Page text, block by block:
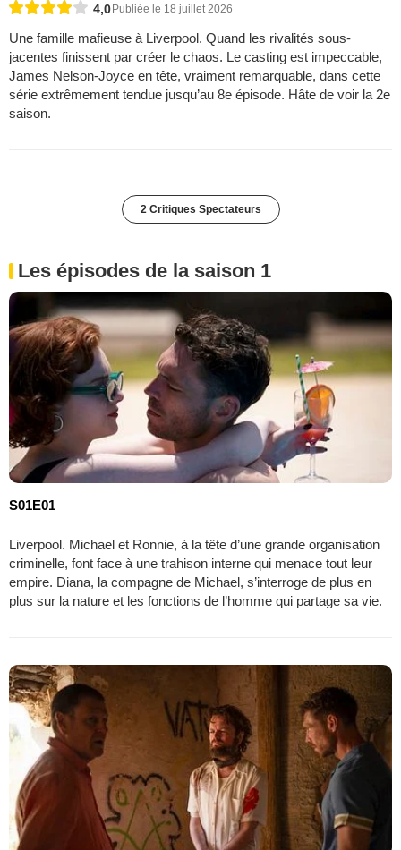
4,0Publiée le 18 juillet 2026
Une famille mafieuse à Liverpool. Quand les rivalités sous-
jacentes finissent par créer le chaos. Le casting est impeccable,
James Nelson-Joyce en tête, vraiment remarquable, dans cette
série extrêmement tendue jusqu’au 8e épisode. Hâte de voir la 2e
saison.
2 Critiques Spectateurs
Les épisodes de la saison 1
S01E01
Liverpool. Michael et Ronnie, à la tête d’une grande organisation
criminelle, font face à une trahison interne qui menace tout leur
empire. Diana, la compagne de Michael, s’interroge de plus en
plus sur la nature et les fonctions de l’homme qui partage sa vie.